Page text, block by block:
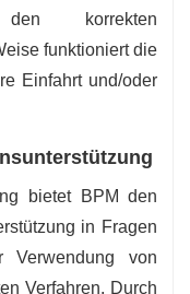
korrekten
funktioniert die
Einfahrt und/oder
bietet BPM den
in Fragen
Verwendung von
Verfahren. Durch